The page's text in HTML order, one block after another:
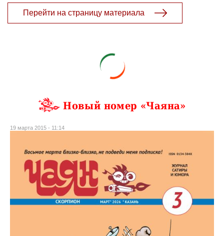
Перейти на страницу материала
Новый номер «Чаяна»
19 марта 2015 - 11:14